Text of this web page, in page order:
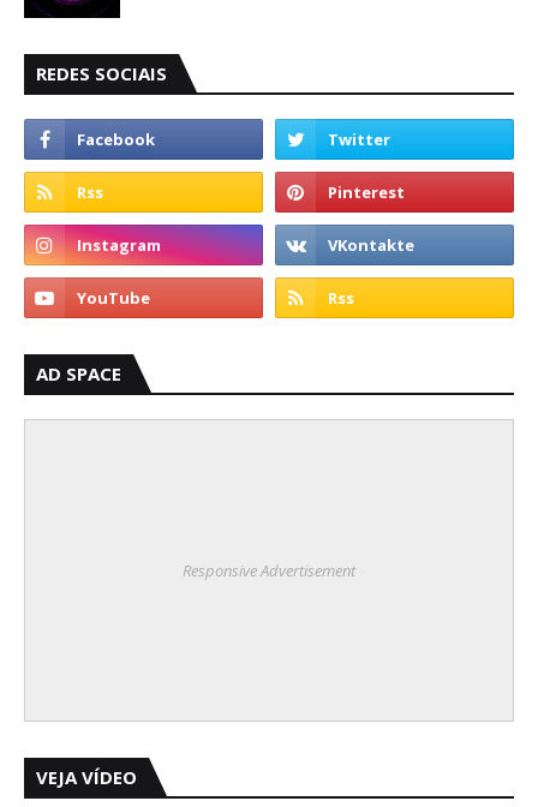
REDES SOCIAIS
AD SPACE
Responsive Advertisement
VEJA VÍDEO